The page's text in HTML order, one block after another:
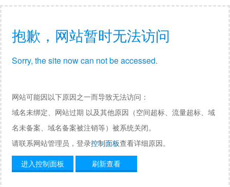
抱歉，网站暂时无法访问
Sorry, the site now can not be accessed.
网站可能因以下原因之一而导致无法访问：
域名未绑定、网站过期 以及其他原因（空间超标、流量超标、域
名未备案、域名备案被注销等）被系统关闭。
请联系网站管理员，登录控制面板查看详细原因。
进入控制面板
刷新查看